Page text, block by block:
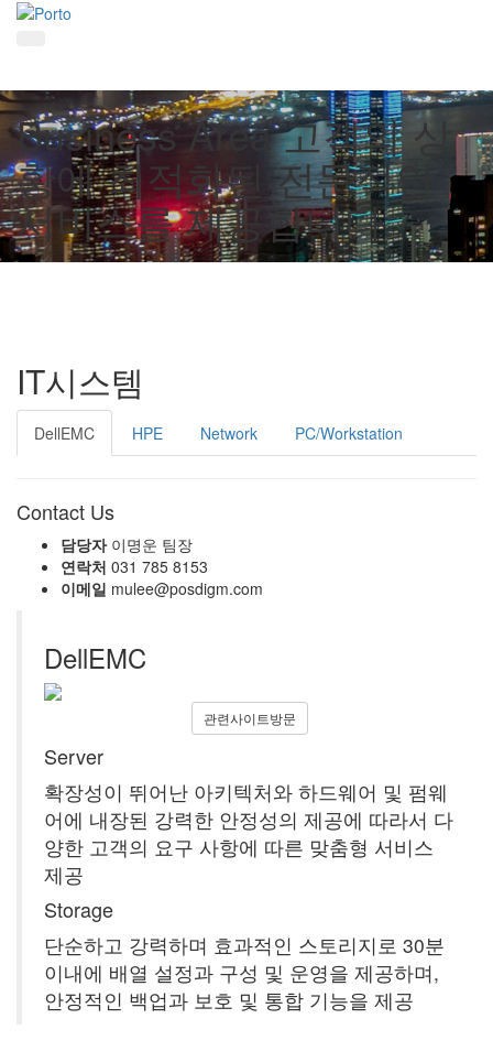
Business Area고객의 상
황에 최적화된 전문적인
서비스를 제공합니다.
IT시스템
DellEMC HPE Network PC/Workstation
Contact Us
담당자이명운 팀장
연락처 031 785 8153
이메일 mulee@posdigm.com
DellEMC
관련사이트방문
Server
확장성이 뛰어난 아키텍처와 하드웨어 및 펌웨
어에 내장된 강력한 안정성의 제공에 따라서 다
양한 고객의 요구 사항에 따른 맞춤형 서비스
제공
Storage
단순하고 강력하며 효과적인 스토리지로 30분
이내에 배열 설정과 구성 및 운영을 제공하며,
안정적인 백업과 보호 및 통합 기능을 제공